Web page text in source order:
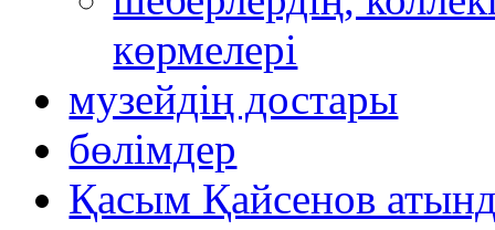
көрмелері
музейдің достары
бөлімдер
Қасым Қайсенов